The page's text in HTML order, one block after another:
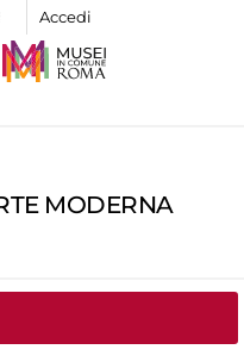
Accedi
MODERNA